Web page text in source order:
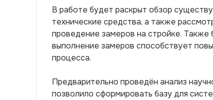
В работе будет раскрыт обзор
технические средства, а также
проведение замеров на стройке.
выполнение замеров способствует
процесса.
Предварительно проведён анализ
позволило сформировать базу для